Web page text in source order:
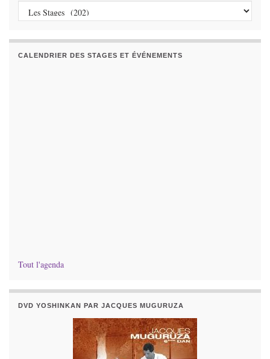
Catégories
CALENDRIER DES STAGES ET ÉVÉNEMENTS
Tout l'agenda
DVD YOSHINKAN PAR JACQUES MUGURUZA